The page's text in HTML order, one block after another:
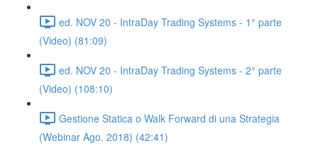
ed. NOV 20 - IntraDay Trading Systems - 1° parte
(Video) (81:09)
ed. NOV 20 - IntraDay Trading Systems - 2° parte
(Video) (108:10)
Gestione Statica o Walk Forward di una Strategia
(Webinar Ago. 2018) (42:41)